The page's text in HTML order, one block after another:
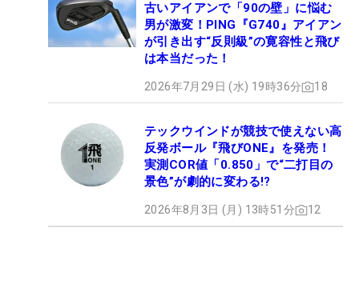
古いアイアンで「90の壁」に悩む
男が激変！PING『G740』アイアン
が引き出す“反則級”の寛容性と飛び
は本当だった！
2026年7月29日 (水) 19時36分 18
テックウインドが競技で使えない高
反発ボール『飛びONE』を発売！
実測COR値「0.850」で“二打目の
景色”が劇的に変わる!?
2026年8月3日 (月) 13時51分 12